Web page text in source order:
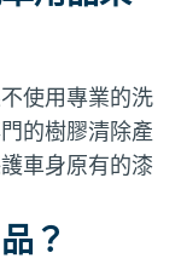
使用專業的洗
的樹膠清除產
車身原有的漆
？